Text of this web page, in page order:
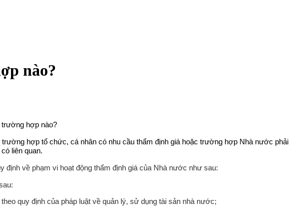
nào?
hợp nào?
hợp tổ chức, cá nhân có nhu cầu thẩm định giá hoặc trường hợp Nhà nước phải
liên quan.
định về phạm vi hoạt động thẩm định giá của Nhà nước như sau:
quy định của pháp luật về quản lý, sử dụng tài sản nhà nước;